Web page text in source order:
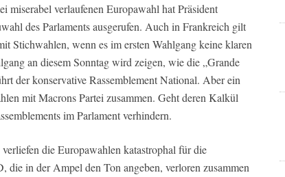
miserabel verlaufenen Europawahl hat Präsident
des Parlaments ausgerufen. Auch in Frankreich gilt
Stichwahlen, wenn es im ersten Wahlgang keine klaren
an diesem Sonntag wird zeigen, wie die „Grande
der konservative Rassemblement National. Aber ein
mit Macrons Partei zusammen. Geht deren Kalkül
im Parlament verhindern.
die Europawahlen katastrophal für die
die in der Ampel den Ton angeben, verloren zusammen